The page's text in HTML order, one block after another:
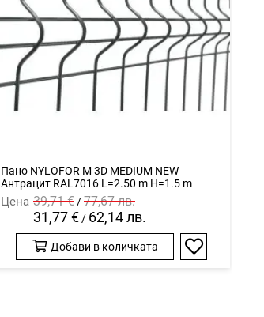
Пано NYLOFOR M 3D MEDIUM NEW
Антрацит RAL7016 L=2.50 m H=1.5 m
Цена 39,71 €/77,67 лв.
31,77 €/ 62,14 лв.
Добави в количката
Добави